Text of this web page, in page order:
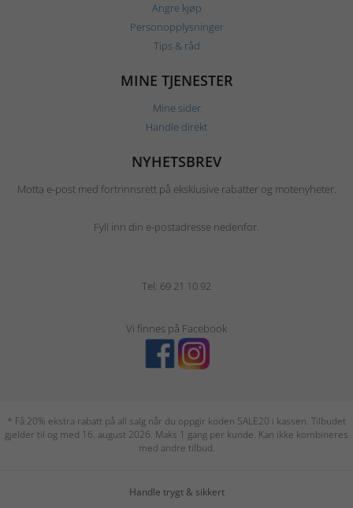
Angre kjøp
Personopplysninger
Tips & råd
MINE TJENESTER
Mine sider
Handle direkt
NYHETSBREV
Motta e-post med fortrinnsrett på eksklusive rabatter og motenyheter.
Fyll inn din e-postadresse nedenfor.
Tel: 69 21 10 92
Vi finnes på Facebook
* Få 20% ekstra rabatt på all salg når du oppgir koden SALE20 i kassen. Tilbudet
gjelder til og med 16. august 2026. Maks 1 gang per kunde. Kan ikke kombineres
med andre tilbud.
Handle trygt & sikkert